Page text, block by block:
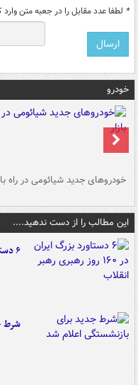
* لطفا عدد مقابل را در جعبه متن وارد
خودرو
خودروهای جدید شیائومی در راه
این مطالب را از دست ندهید....
۶ دستاورد بزرگ ایران در ۱۶۰ روز رهبری رهبر انقلاب
شرط